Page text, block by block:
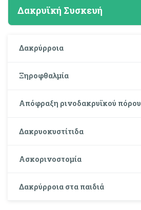
Δακρυϊκή Συσκευή
Δακρύρροια
Ξηροφθαλμία
Απόφραξη ρινοδακρυϊκού πόρου
Δακρυοκυστίτιδα
Ασκορινοστομία
Δακρύρροια στα παιδιά